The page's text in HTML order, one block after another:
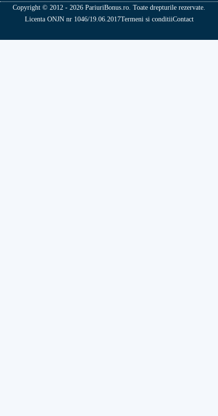
Copyright © 2012 - 2026 PariuriBonus.ro. Toate drepturile rezervate.
Licenta ONJN nr 1046/19.06.2017Termeni si conditiiContact